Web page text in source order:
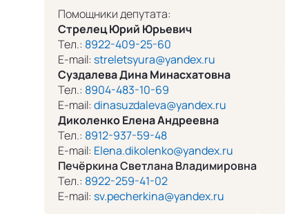
Помощники депутата:
Стрелец Юрий Юрьевич
Тел.: 8922-409-25-60
E-mail: streletsyura@yandex.ru
Суздалева Дина Минасхатовна
Тел.: 8904-483-10-69
E-mail: dinasuzdaleva@yandex.ru
Диколенко Елена Андреевна
Тел.: 8912-937-59-48
E-mail: Elena.dikolenko@yandex.ru
Печёркина Светлана Владимировна
Тел.: 8922-259-41-02
E-mail: sv.pecherkina@yandex.ru